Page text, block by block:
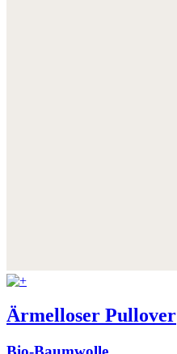
Ärmelloser Pullover